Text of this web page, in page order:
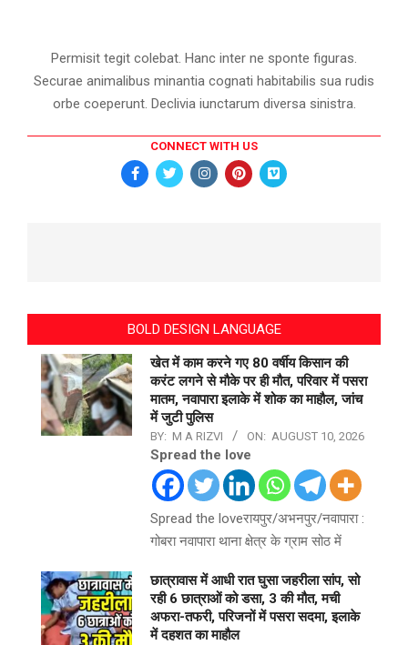
Permisit tegit colebat. Hanc inter ne sponte figuras.
Securae animalibus minantia cognati habitabilis sua rudis
orbe coeperunt. Declivia iunctarum diversa sinistra.
CONNECT WITH US
BOLD DESIGN LANGUAGE
खेत में काम करने गए 80 वर्षीय किसान की
करंट लगने से मौके पर ही मौत, परिवार में पसरा
मातम, नवापारा इलाके में शोक का माहौल, जांच
में जुटी पुलिस
BY: M A RIZVI ON: AUGUST 10, 2026
Spread the love
Spread the loveरायपुर/अभनपुर/नवापारा :
गोबरा नवापारा थाना क्षेत्र के ग्राम सोठ में
छात्रावास में आधी रात घुसा जहरीला सांप, सो
रही 6 छात्राओं को डसा, 3 की मौत, मची
अफरा-तफरी, परिजनों में पसरा सदमा, इलाके
में दहशत का माहौल